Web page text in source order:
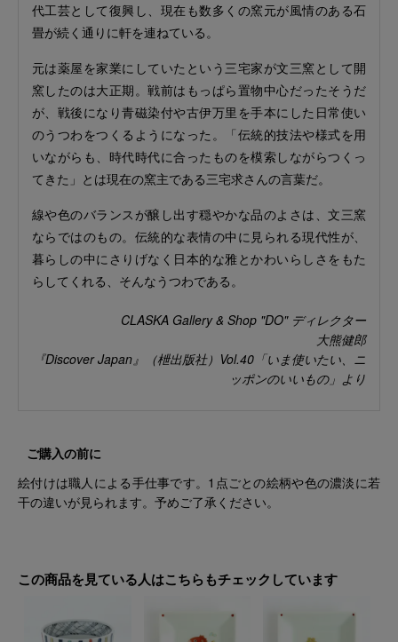
代工芸として復興し、現在も数多くの窯元が風情のある石
畳が続く通りに軒を連ねている。
元は薬屋を家業にしていたという三宅家が文三窯として開
窯したのは大正期。戦前はもっぱら置物中心だったそうだ
が、戦後になり青磁染付や古伊万里を手本にした日常使い
のうつわをつくるようになった。「伝統的技法や様式を用
いながらも、時代時代に合ったものを模索しながらつくっ
てきた」とは現在の窯主である三宅求さんの言葉だ。
線や色のバランスが醸し出す穏やかな品のよさは、文三窯
ならではのもの。伝統的な表情の中に見られる現代性が、
暮らしの中にさりげなく日本的な雅とかわいらしさをもた
らしてくれる、そんなうつわである。
CLASKA Gallery & Shop "DO" ディレクター
大熊健郎
『Discover Japan』（枻出版社）Vol.40「いま使いたい、ニ
ッポンのいいもの」より
ご購入の前に
絵付けは職人による手仕事です。1点ごとの絵柄や色の濃淡に若
干の違いが見られます。予めご了承ください。
この商品を見ている人はこちらもチェックしています